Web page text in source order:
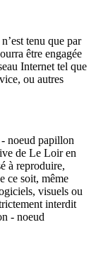
tenu que par
être engagée
Internet tel que
ou autres
noeud papillon
de Le Loir en
à reproduire,
ce soit, même
visuels ou
interdit
- noeud